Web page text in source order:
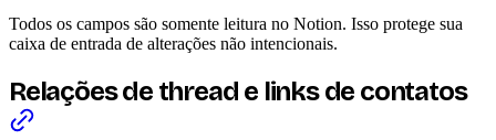
Todos os campos são somente leitura no Notion. Isso protege sua
caixa de entrada de alterações não intencionais.
Relações de thread e links de contatos